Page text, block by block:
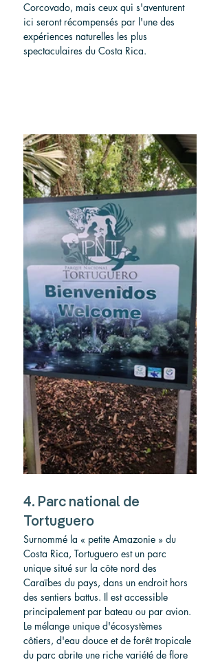
Corcovado, mais ceux qui s'aventurent
ici seront récompensés par l'une des
expériences naturelles les plus
spectaculaires du Costa Rica.
4. Parc national de
Tortuguero
Surnommé la « petite Amazonie » du
Costa Rica, Tortuguero est un parc
unique situé sur la côte nord des
Caraïbes du pays, dans un endroit hors
des sentiers battus. Il est accessible
principalement par bateau ou par avion.
Le mélange unique d'écosystèmes
côtiers, d'eau douce et de forêt tropicale
du parc abrite une riche variété de flore